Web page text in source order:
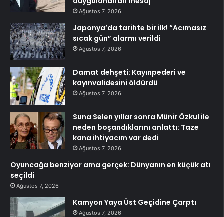
Ağustos 7, 2026
Japonya’da tarihte bir ilk! “Acımasız
sıcak gün” alarmı verildi
Ağustos 7, 2026
Damat dehşeti: Kayınpederi ve
kayınvalidesini öldürdü
Ağustos 7, 2026
Suna Selen yıllar sonra Münir Özkul ile
neden boşandıklarını anlattı: Taze
kana ihtiyacım var dedi
Ağustos 7, 2026
Oyuncağa benziyor ama gerçek: Dünyanın en küçük atı
seçildi
Ağustos 7, 2026
Kamyon Yaya Üst Geçidine Çarptı
Ağustos 7, 2026